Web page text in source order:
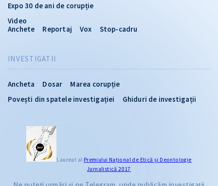
INVESTIGATII
Ancheta Dosar
Marea corupție
Povești din spatele investigației
Ghiduri de investigații
Expo 30 de ani de corupție
Video
Anchete
Reportaj Vox Stop-cadru
Laureat al Premiului Naţional de Etică și Deontologie
Jurnalistică 2017